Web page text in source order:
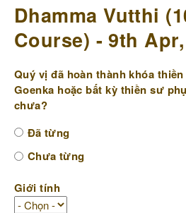
Dhamma Vutthi
Course) - 9th
Quý vị đã hoàn thành khóa
Goenka hoặc bất kỳ thiền sư
chưa?
Đã từng
Chưa từng
Giới tính